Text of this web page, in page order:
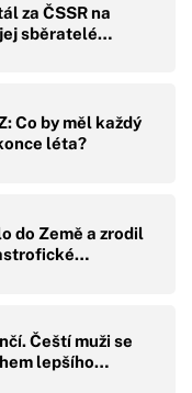
za ČSSR na
jej sběratelé…
Co by měl každý
léta?
do Země a zrodil
Čeští muži se
lepšího…